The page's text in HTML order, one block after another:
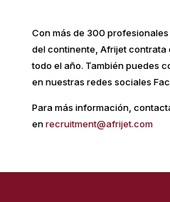
Con más de 300
del continente, Afrijet
todo el año. También puedes
en nuestras redes sociales
Para más información,
enrecruitment@afrijet.com